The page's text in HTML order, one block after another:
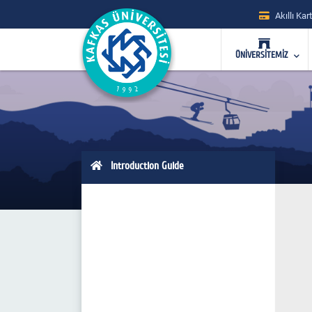
Akıllı Kart
ÜNİVERSİTEMİZ
Introduction Guide